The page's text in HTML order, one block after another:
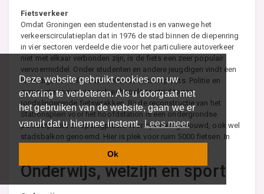
Deze website gebruikt cookies om uw
ervaring te verbeteren. Als u doorgaat met
het gebruiken van de website, gaan we er
vanuit dat u hiermee instemt. Lees meer
Ok
Fietsverkeer
Omdat Groningen een studentenstad is en vanwege het
verkeerscirculatieplan dat in 1976 de stad binnen de diepenring
in vier sectoren verdeelde die voor het particuliere autoverkeer
niet met elkaar verbonden zijn, is de fiets een zeer populair
vervoermiddel. Onder studenten en andere jeugdigen vindt een
levendige handel in tweedehands fietsen plaats. Politie en
gemeente voeren een schier hopeloze strijd tegen
rondslingerende fietswrakken. Bij de reconstructie van het
Stationsplein voor het hoofdstation is een ondergrondse
parkeerplaats of opslagplaats voor rijwielen gebouwd, ook wel
stadsbalkon genoemd. Hier is plek voor ruim 5000 fietsen. In
Onderwijs, welzijn en sport